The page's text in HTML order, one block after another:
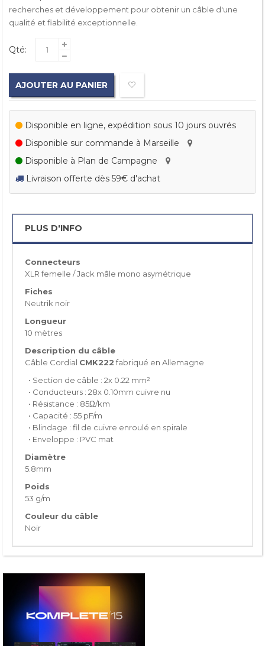
recherches et développement pour obtenir un câble d'une
qualité et fiabilité exceptionnelle.
Qté:
AJOUTER AU PANIER
Disponible en ligne, expédition sous 10 jours ouvrés
Disponible sur commande à Marseille
Disponible à Plan de Campagne
Livraison offerte dès 59€ d'achat
PLUS D'INFO
Connecteurs
XLR femelle / Jack mâle mono asymétrique
Fiches
Neutrik noir
Longueur
10 mètres
Description du câble
Câble Cordial CMK222fabriqué en Allemagne
• Section de câble : 2x 0.22 mm²
• Conducteurs : 28x 0.10mm cuivre nu
• Résistance : 85Ω/km
• Capacité : 55 pF/m
• Blindage : fil de cuivre enroulé en spirale
• Enveloppe : PVC mat
Diamètre
5.8mm
Poids
53 g/m
Couleur du câble
Noir